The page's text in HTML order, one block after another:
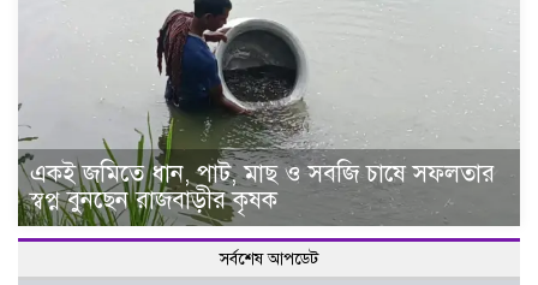
একই জমিতে ধান, পাট, মাছ ও সবজি চাষে সফলতার
স্বপ্ন বুনছেন রাজবাড়ীর কৃষক
সর্বশেষ আপডেট